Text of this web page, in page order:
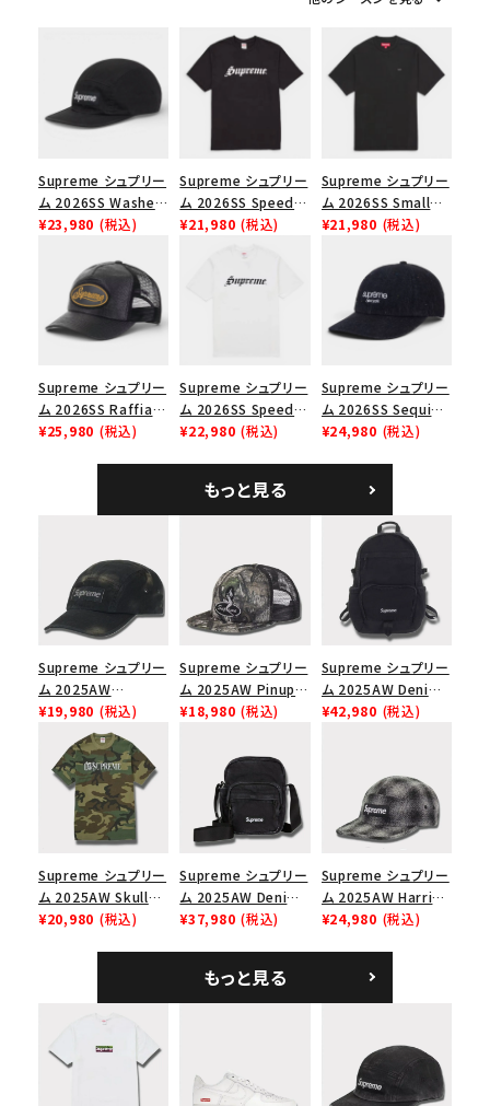
シーズンから探す
価格から探す
在庫のない商品を表示する
Supreme シュプリー
ム 2026SS Washed
Chino Twill Camp
ノツイル キャンプキャ
ップ ブラック
¥23,980 (税込)
Supreme シュプリー
ム 2026SS Speed
Tee スピードTシャツ
¥21,980 (税込)
Supreme シュプリー
ム 2026SS Small
Box Tee スモールボ
¥21,980 (税込)
Supreme シュプリー
ム 2026SS Raffia
Mesh Back 5-Panel
¥25,980 (税込)
Supreme シュプリー
ム 2026SS Speed
Tee スピードTシャツ
¥22,980 (税込)
Supreme シュプリー
ム 2026SS Sequin
Denim Classic
シックロゴ 6パネルキ
ャップ ブラック
¥24,980 (税込)
もっと見る
Supreme シュプリー
ム 2025AW
Overdyed Camp
Cap オーバーダイド
キャンプキャップ ブ
ラック
¥19,980 (税込)
Supreme シュプリー
ム 2025AW Pinup
Mesh Back 5-Panel
ュバック 5パネルキャ
ップ トゥルーティン
バーHTC フォールカ
¥18,980 (税込)
Supreme シュプリー
ム 2025AW Denim
Backpack デニム バ
¥42,980 (税込)
Supreme シュプリー
ム 2025AW Skull
Tee スカル Tシャ
¥20,980 (税込)
Supreme シュプリー
ム 2025AW Denim
Shoulder Bag デニ
¥37,980 (税込)
Supreme シュプリー
ム 2025AW Harris
Tweed Camp Cap
¥24,980 (税込)
もっと見る